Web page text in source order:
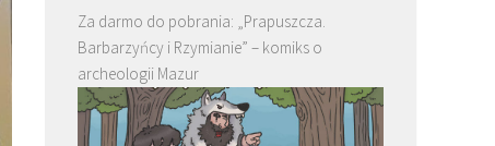
Za darmo do pobrania: „Prapuszcza.
Barbarzyńcy i Rzymianie” – komiks o
archeologii Mazur